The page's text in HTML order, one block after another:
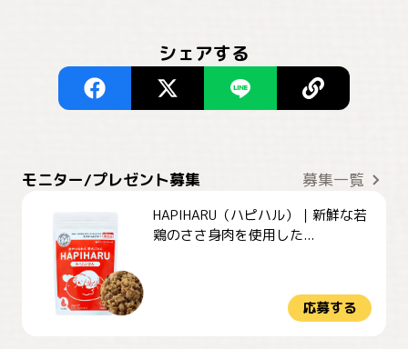
シェアする
モニター/プレゼント募集 募集一覧
HAPIHARU（ハピハル）｜新鮮な若
鶏のささ身肉を使用した...
応募する